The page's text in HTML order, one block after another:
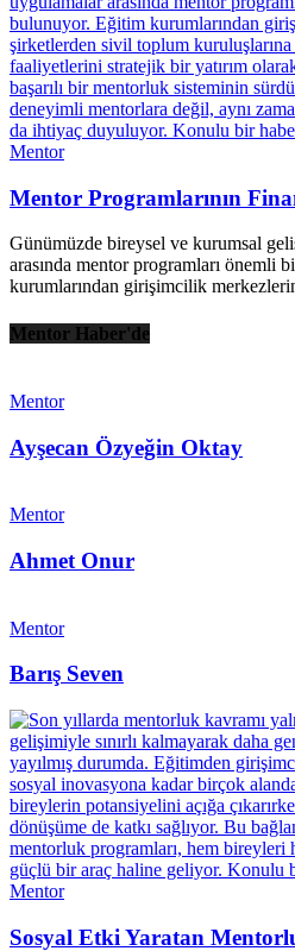
Mentor
Mentor Programlarının
Günümüzde bireysel ve kurumsal
arasında mentor programları önemli
kurumlarından girişimcilik
Mentor Haber'de
Mentor
Ayşecan Özyeğin Oktay
Mentor
Ahmet Onur
Mentor
Barış Seven
Mentor
Sosyal Etki Yaratan